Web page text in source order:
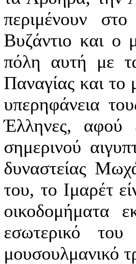
περιμένουν
Βυζάντιο και ο
πόλη αυτή με
Παναγίας και το
υπερηφάνεια
Έλληνες, αφού
σημερινού
δυναστείας
του, το Ιμαρέτ
οικοδομήματα
εσωτερικό
μουσουλμανικό